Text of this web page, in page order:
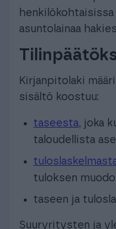
asuntolainaa
Kirjanpitolaki
sisältö koostuu:
taseesta, joka
taloudellista
tuloksen
taseen ja
Suuryritysten ja